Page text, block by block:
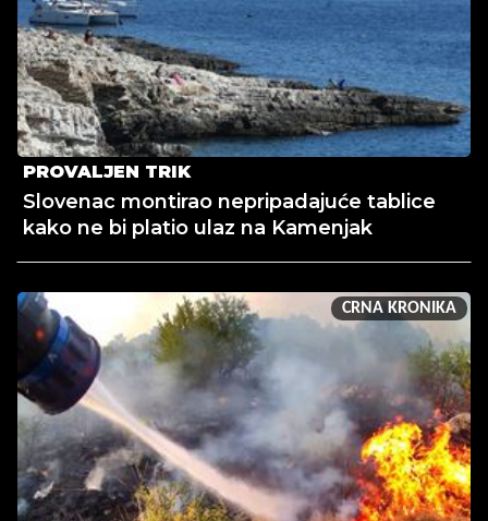
PROVALJEN TRIK
Slovenac montirao nepripadajuće tablice
kako ne bi platio ulaz na Kamenjak
CRNA KRONIKA